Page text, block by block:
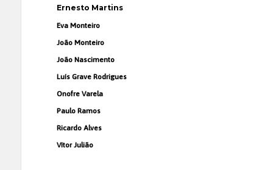
Ernesto Martins
Eva Monteiro
João Monteiro
João Nascimento
Luís Grave Rodrigues
Onofre Varela
Paulo Ramos
Ricardo Alves
Vítor Julião